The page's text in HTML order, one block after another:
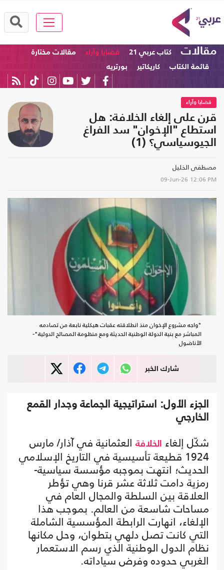
مقالات كتاب عربي 21 قضايا وآراء
مقالات مختارة
قائمة الكتاب
كاريكاتير بورتريه
قضايا وآراء
قرن على إلغاء الخلافة: هل
استطاع "الإخوان" سد الفراغ
الجيوسياسي؟ (1)
مصطفى الخليل
09-Jun-26 12:06 PM
"واجه مشروع الإخوان منذ انطلاقته عقبات هيكلية نابعة من تصادمه
المباشر مع بنية الدولة الوطنية الحديثة ومع منظومة المصالح الدولية"-
الأناضول
شارك الخبر
الجزء الأول: استراتيجية الجماعة وجدار القمع
الخارجي
شكّل إلغاء
الخلافة العثمانية في آذار/ مارس
1924 قطيعة تأسيسية في التاريخ الإسلامي
الحديث؛ انتهت بموجبه مؤسسة سياسية-
رمزية دامت ثلاثة عشر قرنا وهي تؤطر
العلاقة بين السلطة والمجال العام في
مساحات شاسعة من العالم. بموجب هذا
الإلغاء، انهارت الرابطة المؤسسية الشاملة
التي كانت تصل دلهي بتطوان، وحل مكانها
نظام الدول الوطنية الذي رسم الاستعمار
الغربي حدوده وفرض سياداته.